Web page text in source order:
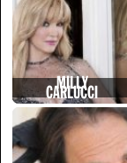
MILLY
CARLUCCI